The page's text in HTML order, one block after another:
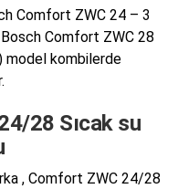
Comfort ZWC 24 – 3
Comfort ZWC 28
model kombilerde
28 Sıcak su
, Comfort ZWC 24/28